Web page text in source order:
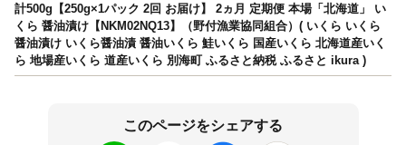
計500g【250g×1パック 2回 お届け】 2ヵ月 定期便 本場「北海道」 い
くら 醤油漬け【NKM02NQ13】（野付漁業協同組合）( いくら いくら
醤油漬け いくら醤油漬 醤油いくら 鮭いくら 国産いくら 北海道産いく
ら 地場産いくら 道産いくら 別海町 ふるさと納税 ふるさと ikura )
このページをシェアする